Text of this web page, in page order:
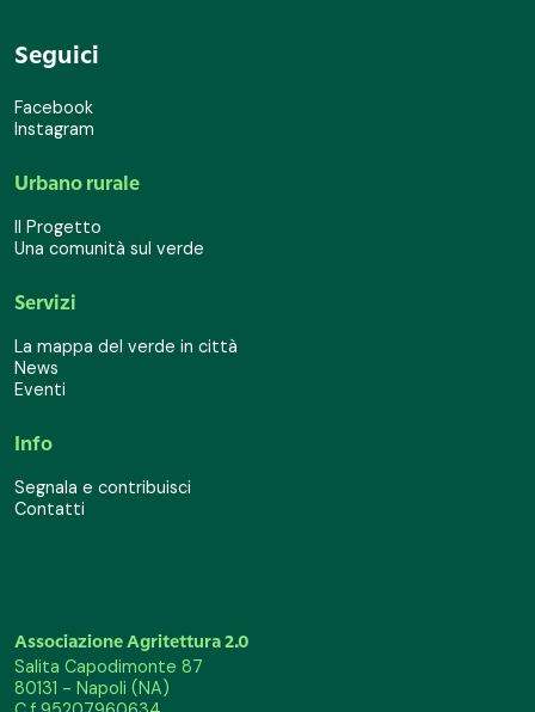
Seguici
Facebook
Instagram
Urbano rurale
Il Progetto
Una comunità sul verde
Servizi
La mappa del verde in città
News
Eventi
Info
Segnala e contribuisci
Contatti
Associazione Agritettura 2.0
Salita Capodimonte 87
80131 - Napoli (NA)